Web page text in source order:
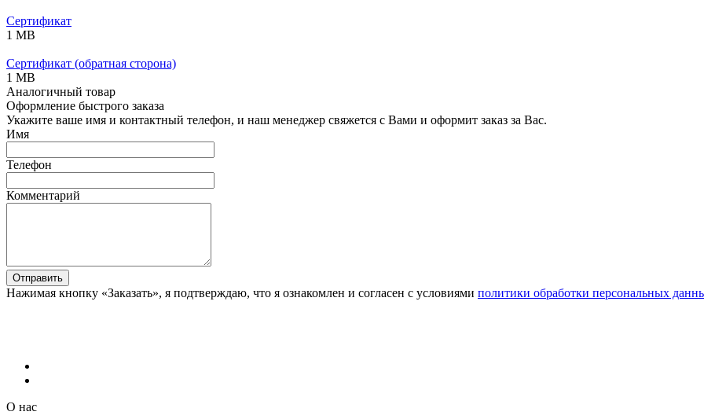
Сертификат
1 MB
Сертификат (обратная сторона)
1 MB
Аналогичный товар
Оформление быстрого заказа
Укажите ваше имя и контактный телефон, и наш менеджер свяжется с Вами и оформит заказ за Вас.
Имя
Телефон
Комментарий
Отправить
Нажимая кнопку «Заказать», я подтверждаю, что я ознакомлен и согласен с условиями политики обработки персональных
О нас